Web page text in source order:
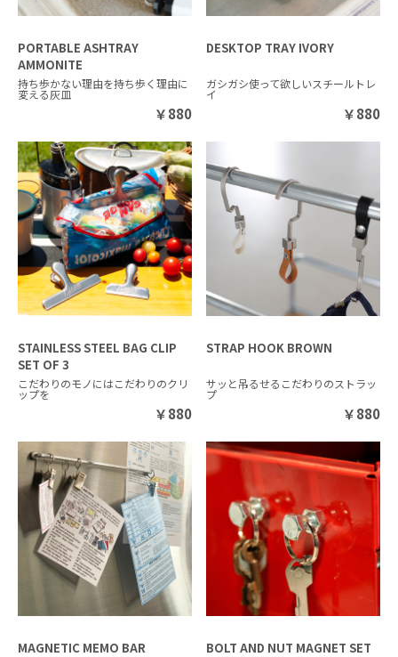
PORTABLE ASHTRAY
AMMONITE
持ち歩かない理由を持ち歩く理由に
変える灰皿
￥880
DESKTOP TRAY IVORY
ガシガシ使って欲しいスチールトレ
イ
￥880
STAINLESS STEEL BAG CLIP
SET OF 3
こだわりのモノにはこだわりのクリ
ップを
￥880
STRAP HOOK BROWN
サッと吊るせるこだわりのストラッ
プ
￥880
MAGNETIC MEMO BAR
BOLT AND NUT MAGNET SET